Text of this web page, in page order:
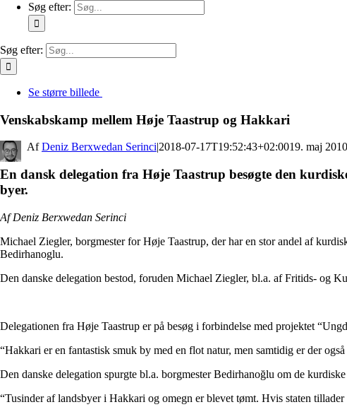
Søg efter:
Søg efter:
Se større billede
Venskabskamp mellem Høje Taastrup og Hakkari
By Deniz Berxwedan Serinci|2018-07-17T19:52:43+02:0019. maj 2010
En dansk delegation fra Høje Taastrup besøgte den
byer.
Af Deniz Berxwedan Serinci
Michael Ziegler, borgmester for Høje Taastrup, der har en stor andel af
Bedirhanoglu.
Den danske delegation bestod, foruden Michael Ziegler, bl.a. af Fritids- og
Delegationen fra Høje Taastrup er på besøg i forbindelse med projektet
“Hakkari er en fantastisk smuk by med en flot natur, men samtidig er der
Den danske delegation spurgte bl.a. borgmester Bedirhanoğlu om de
“Tusinder af landsbyer i Hakkari og omegn er blevet tømt. Hvis staten